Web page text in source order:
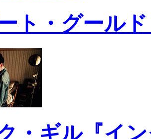
ト・グール
・ギル『イ